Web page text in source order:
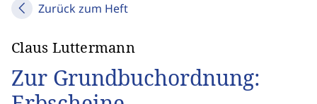
Zurück zum Heft
Claus Luttermann
Zur Grundbuchordnung: